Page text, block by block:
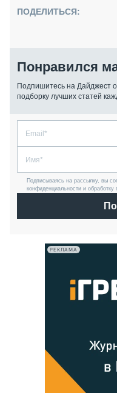
ПОДЕЛИТЬСЯ:
Понравился
Подпишитесь на Дайджест
подборку лучших статей
Подписываясь на рассылку, вы
конфиденциальности и
РЕКЛАМА